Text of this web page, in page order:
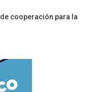
cooperación para la